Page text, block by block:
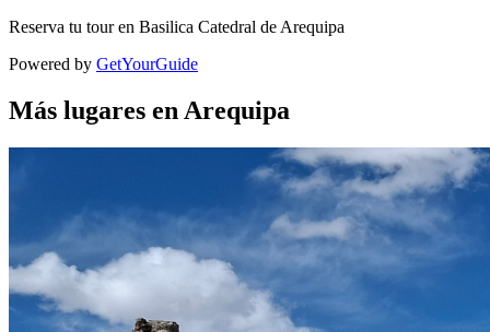
Reserva tu tour en Basilica Catedral de Arequipa
Powered by GetYourGuide
Más lugares en Arequipa